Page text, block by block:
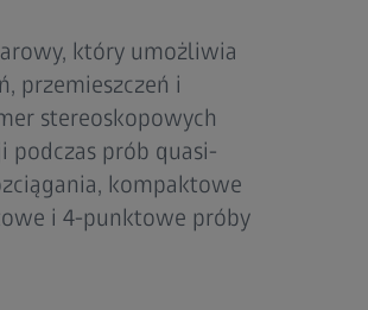
który umożliwia
przemieszczeń i
stereoskopowych
prób quasi-
kompaktowe
i 4-punktowe próby